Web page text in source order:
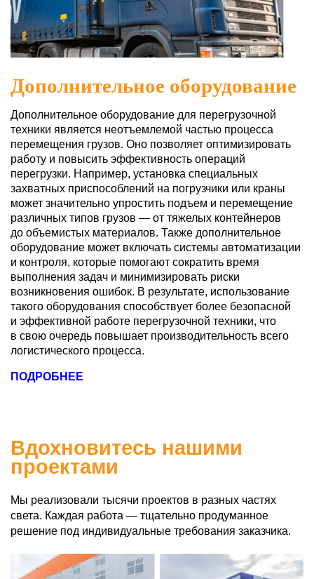
Дополнительное оборудование
Дополнительное оборудование для перегрузочной
техники является неотъемлемой частью процесса
перемещения грузов. Оно позволяет оптимизировать
работу и повысить эффективность операций
перегрузки. Например, установка специальных
захватных приспособлений на погрузчики или краны
может значительно упростить подъем и перемещение
различных типов грузов — от тяжелых контейнеров
до объемистых материалов. Также дополнительное
оборудование может включать системы автоматизации
и контроля, которые помогают сократить время
выполнения задач и минимизировать риски
возникновения ошибок. В результате, использование
такого оборудования способствует более безопасной
и эффективной работе перегрузочной техники, что
в свою очередь повышает производительность всего
логистического процесса.
ПОДРОБНЕЕ
Вдохновитесь нашими
проектами
Мы реализовали тысячи проектов в разных частях
света. Каждая работа — тщательно продуманное
решение под индивидуальные требования заказчика.